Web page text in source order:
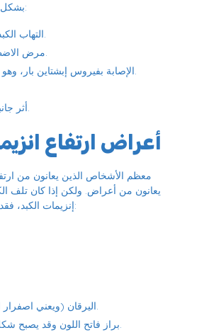
بشكل أقل شيوعًا ما يلي:
التهاب الكبد المناعي الذاتي.
مرض الاضطرابات الهضمية.
الإصابة بفيروس إبشتاين بار، وهو نوع من الهربس.
أثر جانبي لبعض الأدوية.
أعراض ارتفاع
معظم الأشخاص الذين يعانون من
يعانون من أعراض. ولكن إذا كان تلف
إنزيمات الكبد، فقد تظهر أعراض مثل:
اليرقان (ويعني اصفرار الجلد أو العينين).
براز فاتح اللون وقد يصبح شكله شبيه بالأنبوب.